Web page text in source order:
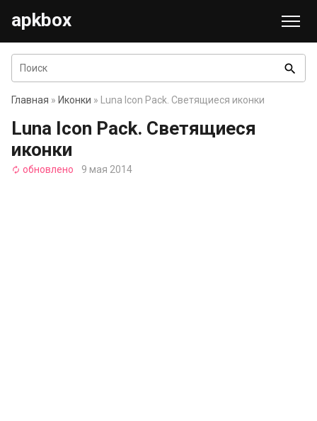
apkbox
search
Главная » Иконки » Luna Icon Pack. Светящиеся иконки
Luna Icon Pack. Светящиеся
иконки
autorenew обновлено 9 мая 2014